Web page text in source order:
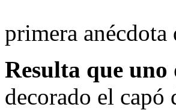
primera
Resulta que
decorado el capó